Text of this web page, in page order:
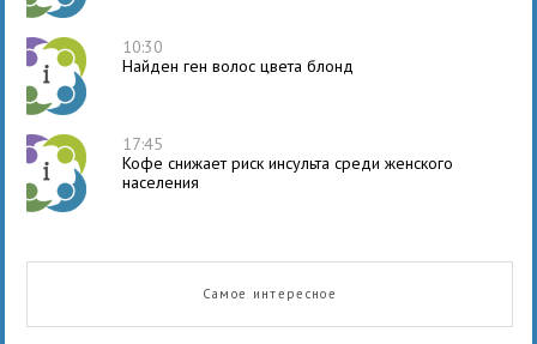
10:30
Найден ген волос цвета блонд
17:45
Кофе снижает риск инсульта среди женского
населения
Самое интересное